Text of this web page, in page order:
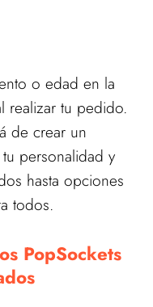
o edad en la
realizar tu pedido.
de crear un
personalidad y
hasta opciones
todos.
PopSockets